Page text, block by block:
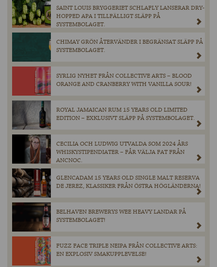
SAINT LOUIS BRYGGERIET SCHLAFLY LANSERAR DRY-
HOPPED APA I TILLFÄLLIGT SLÄPP PÅ
SYSTEMBOLAGET.
CHIMAY GRÖN ÅTERVÄNDER I BEGRÄNSAT SLÄPP PÅ
SYSTEMBOLAGET.
SYRLIG NYHET FRÅN COLLECTIVE ARTS – BLOOD
ORANGE AND CRANBERRY WITH VANILLA SOUR!
ROYAL JAMAICAN RUM 15 YEARS OLD LIMITED
EDITION – EXKLUSIVT SLÄPP PÅ SYSTEMBOLAGET.
CECILIA OCH LUDWIG UTVALDA SOM 2024 ÅRS
WHISKYSTIPENDIATER – FÅR VÄLJA FAT FRÅN
ANCNOC.
GLENCADAM 15 YEARS OLD SINGLE MALT RESERVA
DE JEREZ, KLASSIKER FRÅN ÖSTRA HÖGLÄNDERNA!
BELHAVEN BREWERYS WEE HEAVY LANDAR PÅ
SYSTEMBOLAGET!
FUZZ FACE TRIPLE NEIPA FRÅN COLLECTIVE ARTS:
EN EXPLOSIV SMAKUPPLEVELSE!